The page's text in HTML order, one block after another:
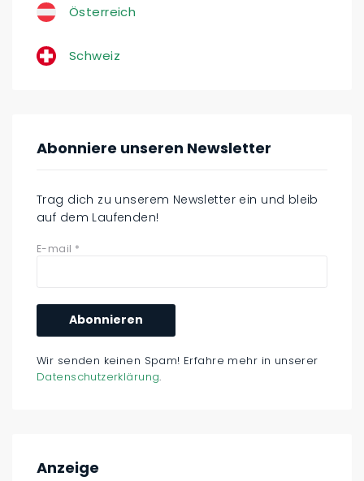
Österreich
Schweiz
Abonniere unseren Newsletter
Trag dich zu unserem Newsletter ein und bleib
auf dem Laufenden!
E-mail *
Wir senden keinen Spam! Erfahre mehr in unserer
Datenschutzerklärung.
Anzeige